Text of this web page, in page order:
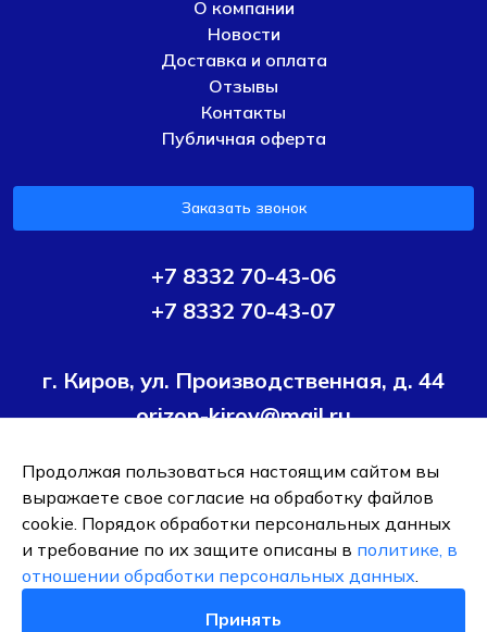
О компании
Новости
Доставка и оплата
Отзывы
Контакты
Публичная оферта
Заказать звонок
+7 8332 70-43-06
+7 8332 70-43-07
г. Киров, ул. Производственная, д. 44
orizon-kirov@mail.ru
Условия политики конфиденциальности
Согласие на
обработку персональных данных
ОБЩЕСТВО С ОГРАНИЧЕННОЙ ОТВЕТСТВЕННОСТЬЮ ТК
"ОРИЗОН-ПОДШИПНИК"
ИНН 4345495376
Продолжая пользоваться настоящим сайтом вы
выражаете свое согласие на обработку файлов
cookie. Порядок обработки персональных данных
и требование по их защите описаны в политике, в
отношении обработки персональных данных.
Принять